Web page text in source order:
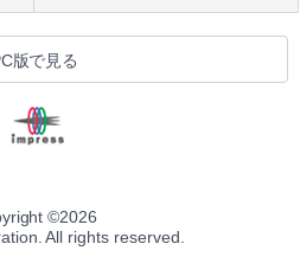
版で見る
©2026
All rights reserved.